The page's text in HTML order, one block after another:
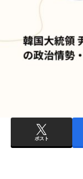
ポスト